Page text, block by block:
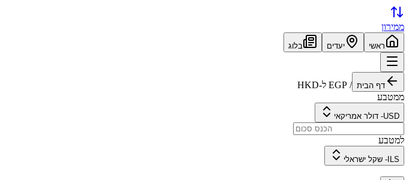
ממירון
ראשי יעדים בלוג
דף הבית /
EGP ל-HKD
ממטבע
USD
- דולר אמריקאי
למטבע
ILS
- שקל ישראלי